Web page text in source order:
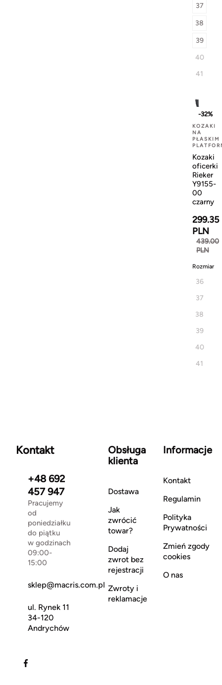
37
38
39
40
41
-32%
KOZAKI
NA
PŁASKIM
Kozaki
oficerki
Rieker
Y9155-
00
czarny
299.35
PLN
439.00
PLN
Rozmiar
36
37
38
39
40
41
Kontakt
+48 692
457 947
Pracujemy
od
poniedziałku
do piątku
w godzinach
09:00-
15:00
sklep@macris.com.pl
ul. Rynek 11
34-120
Andrychów
Obsługa
klienta
Dostawa
Jak
zwrócić
towar?
Dodaj
zwrot bez
rejestracji
Zwroty i
reklamacje
Informacje
Kontakt
Regulamin
Polityka
Prywatności
Zmień zgody
cookies
O nas